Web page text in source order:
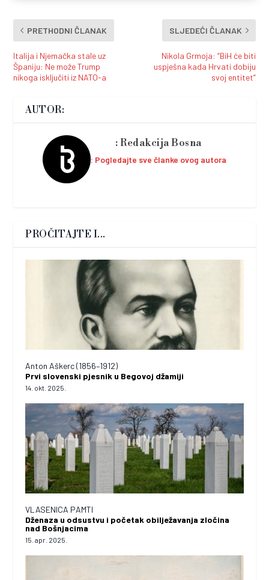
PRETHODNI ČLANAK
Italija i Njemačka stale uz
Španiju: Ne može Trump
nikoga isključiti iz NATO-a
SLJEDEĆI ČLANAK
Nikola Grmoja: “BiH će biti
uspješna kada Hrvati dobiju
svoj entitet”
AUTOR:
Redakcija Bosna
Pogledajte sve članke ovog autora
PROČITAJTE I...
Anton Aškerc (1856–1912)
Prvi slovenski pjesnik u Begovoj džamiji
14. okt. 2025.
VLASENICA PAMTI
Dženaza u odsustvu i početak obilježavanja zločina
nad Bošnjacima
15. apr. 2025.